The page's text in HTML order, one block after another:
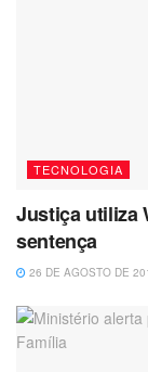
TECNOLOGIA
Justiça utiliza
sentença
26 DE AGOSTO DE